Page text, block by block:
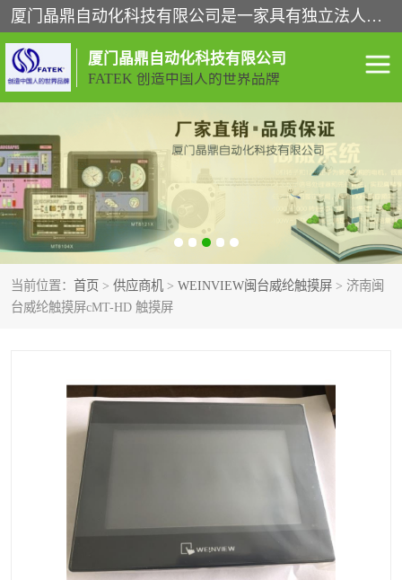
厦门晶鼎自动化科技有限公司是一家具有独立法人资格的高新技术企业；代理销售的产品有台湾威纶触摸屏，魏德米勒全系列，永宏触摸屏,威纶触摸屏,台湾威纶weinview触摸屏,台湾永宏PLC，FATEK,永宏伺服,图儿克总线，施耐德，欧姆龙，西门子，富士变频，K&N蓝系列， BUSSMANN，松下变频器，丹佛斯变频器等。
厦门晶鼎自动化科技有限公司
FATEK 创造中国人的世界品牌
当前位置： 首页 > 供应商机 > WEINVIEW闽台威纶触摸屏 > 济南闽
台威纶触摸屏cMT-HD 触摸屏
闽台永宏PLC WEINVIEW闽台威纶触摸
正弦变频器正弦伺服 魏德米勒接线端子
ABB电流开关 魏德米勒电源
丹佛斯变频器 MOXA通讯模块
克罗地亚 普洛菲斯触摸屏
魏德米勒继电器 施迈赛限位开关